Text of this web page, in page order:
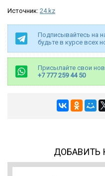
Источник: 24.kz
Подписывайтесь на
будьте в курсе всех
Присылайте свои
+7 777 259 44 50
ДОБАВИТЬ